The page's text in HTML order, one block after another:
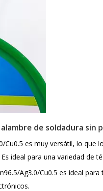
de soldadura sin
Cu0.5 es muy versátil, lo
ideal para una variedad de
Ag3.0/Cu0.5 es ideal